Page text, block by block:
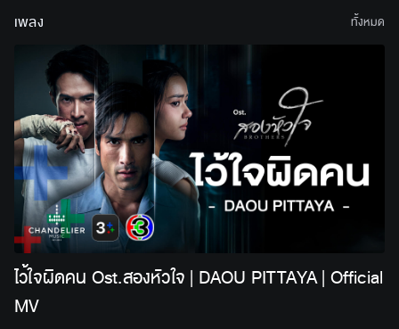
เพลง
ไว้ใจผิดคน Ost.สองหัวใจ | DAOU PITTAYA | Official
MV
ทั้งหมด